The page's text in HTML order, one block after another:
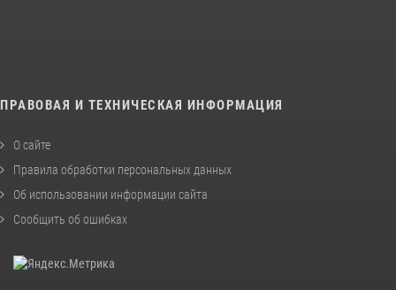
ПРАВОВАЯ И ТЕХНИЧЕСКАЯ ИНФОРМАЦИЯ
О сайте
Правила обработки персональных данных
Об использовании информации сайта
Сообщить об ошибках